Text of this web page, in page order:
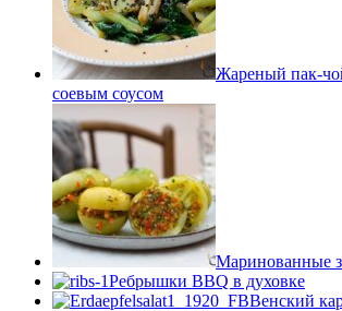
Жареный пак-
соевым соусом
Маринованные
Ребрышки BBQ в духовке
Венский